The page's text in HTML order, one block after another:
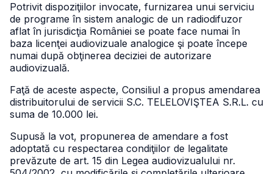
Potrivit dispoziţiilor invocate, furnizarea unui serviciu
de programe în sistem analogic de un radiodifuzor
aflat în jurisdicţia României se poate face numai în
baza licenţei audiovizuale analogice şi poate începe
numai după obţinerea deciziei de autorizare
audiovizuală.
Faţă de aceste aspecte, Consiliul a propus amendarea
distribuitorului de servicii S.C. TELELOVIŞTEA S.R.L. cu
suma de 10.000 lei.
Supusă la vot, propunerea de amendare a fost
adoptată cu respectarea condiţiilor de legalitate
prevăzute de art. 15 din Legea audiovizualului nr.